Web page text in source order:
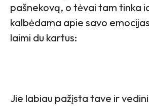
pašnekovą, o tėvai tam tinka
kalbėdama apie savo
laimi du kartus:
Jie labiau pažįsta tave ir